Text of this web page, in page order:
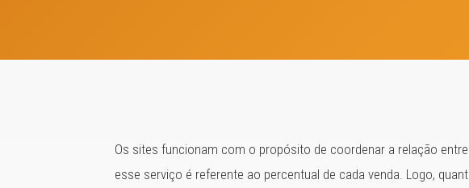
Os sites funcionam com o propósito de coordenar a relação
esse serviço é referente ao percentual de cada venda. Logo,